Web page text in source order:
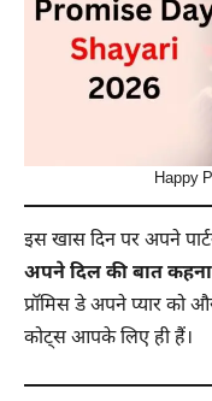
Happy
इस खास दिन पर अपने
अपने दिल की बात कहना
प्रॉमिस डे अपने प्यार को
कोट्स आपके लिए ही हैं।